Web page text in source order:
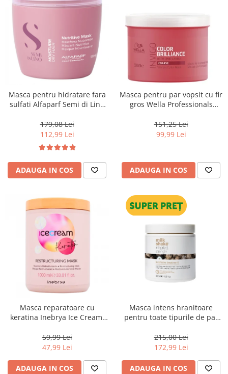
Masca pentru hidratare fara
sulfati Alfaparf Semi di Lino
ml
179,08 Lei
112,99 Lei
ADAUGA IN COS
Masca pentru par vopsit cu fir
gros Wella Professionals
151,25 Lei
99,99 Lei
ADAUGA IN COS
Masca reparatoare cu
keratina Inebrya Ice Cream,
59,99 Lei
47,99 Lei
ADAUGA IN COS
Masca intens hranitoare
pentru toate tipurile de par
Strength Intensive Treatment,
500 ml
215,00 Lei
172,99 Lei
ADAUGA IN COS